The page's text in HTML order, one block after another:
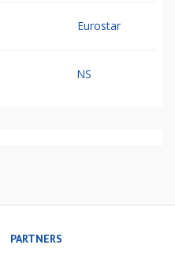
Eurostar
NS
PARTNERS